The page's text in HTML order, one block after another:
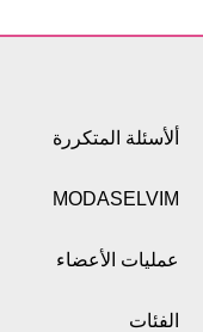
ألأسئلة المتكررة
MODASELVIM
عمليات الأعضاء
الفئات